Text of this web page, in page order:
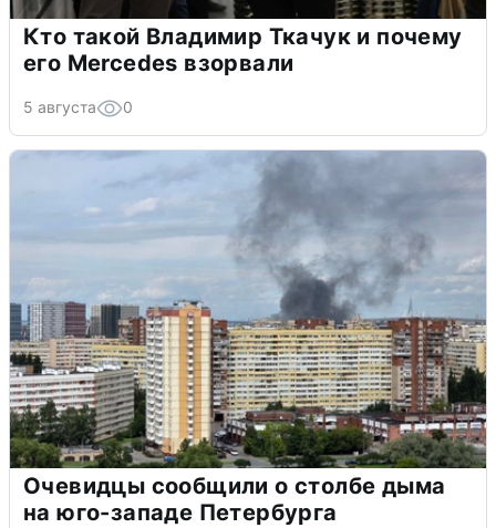
Кто такой Владимир Ткачук и почему
его Mercedes взорвали
5 августа 0
Очевидцы сообщили о столбе дыма
на юго-западе Петербурга